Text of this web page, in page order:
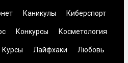
Каникулы Киберспорт
Конкурсы Косметология
Курсы Лайфхаки Любовь